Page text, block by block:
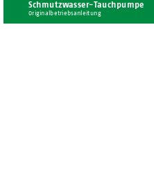
Schmutzwasser-Tauchpumpe
Originalbetriebsanleitung